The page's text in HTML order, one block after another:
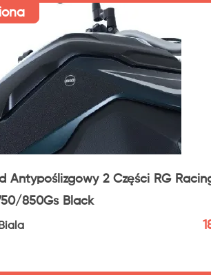
Antypoślizgowy 2 Części RG
850Gs Black